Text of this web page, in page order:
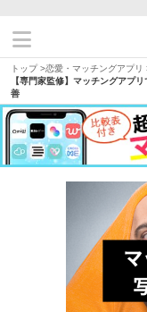
トップ>恋愛・マッチングアプリ
【専門家監修】マッチングアプ
善